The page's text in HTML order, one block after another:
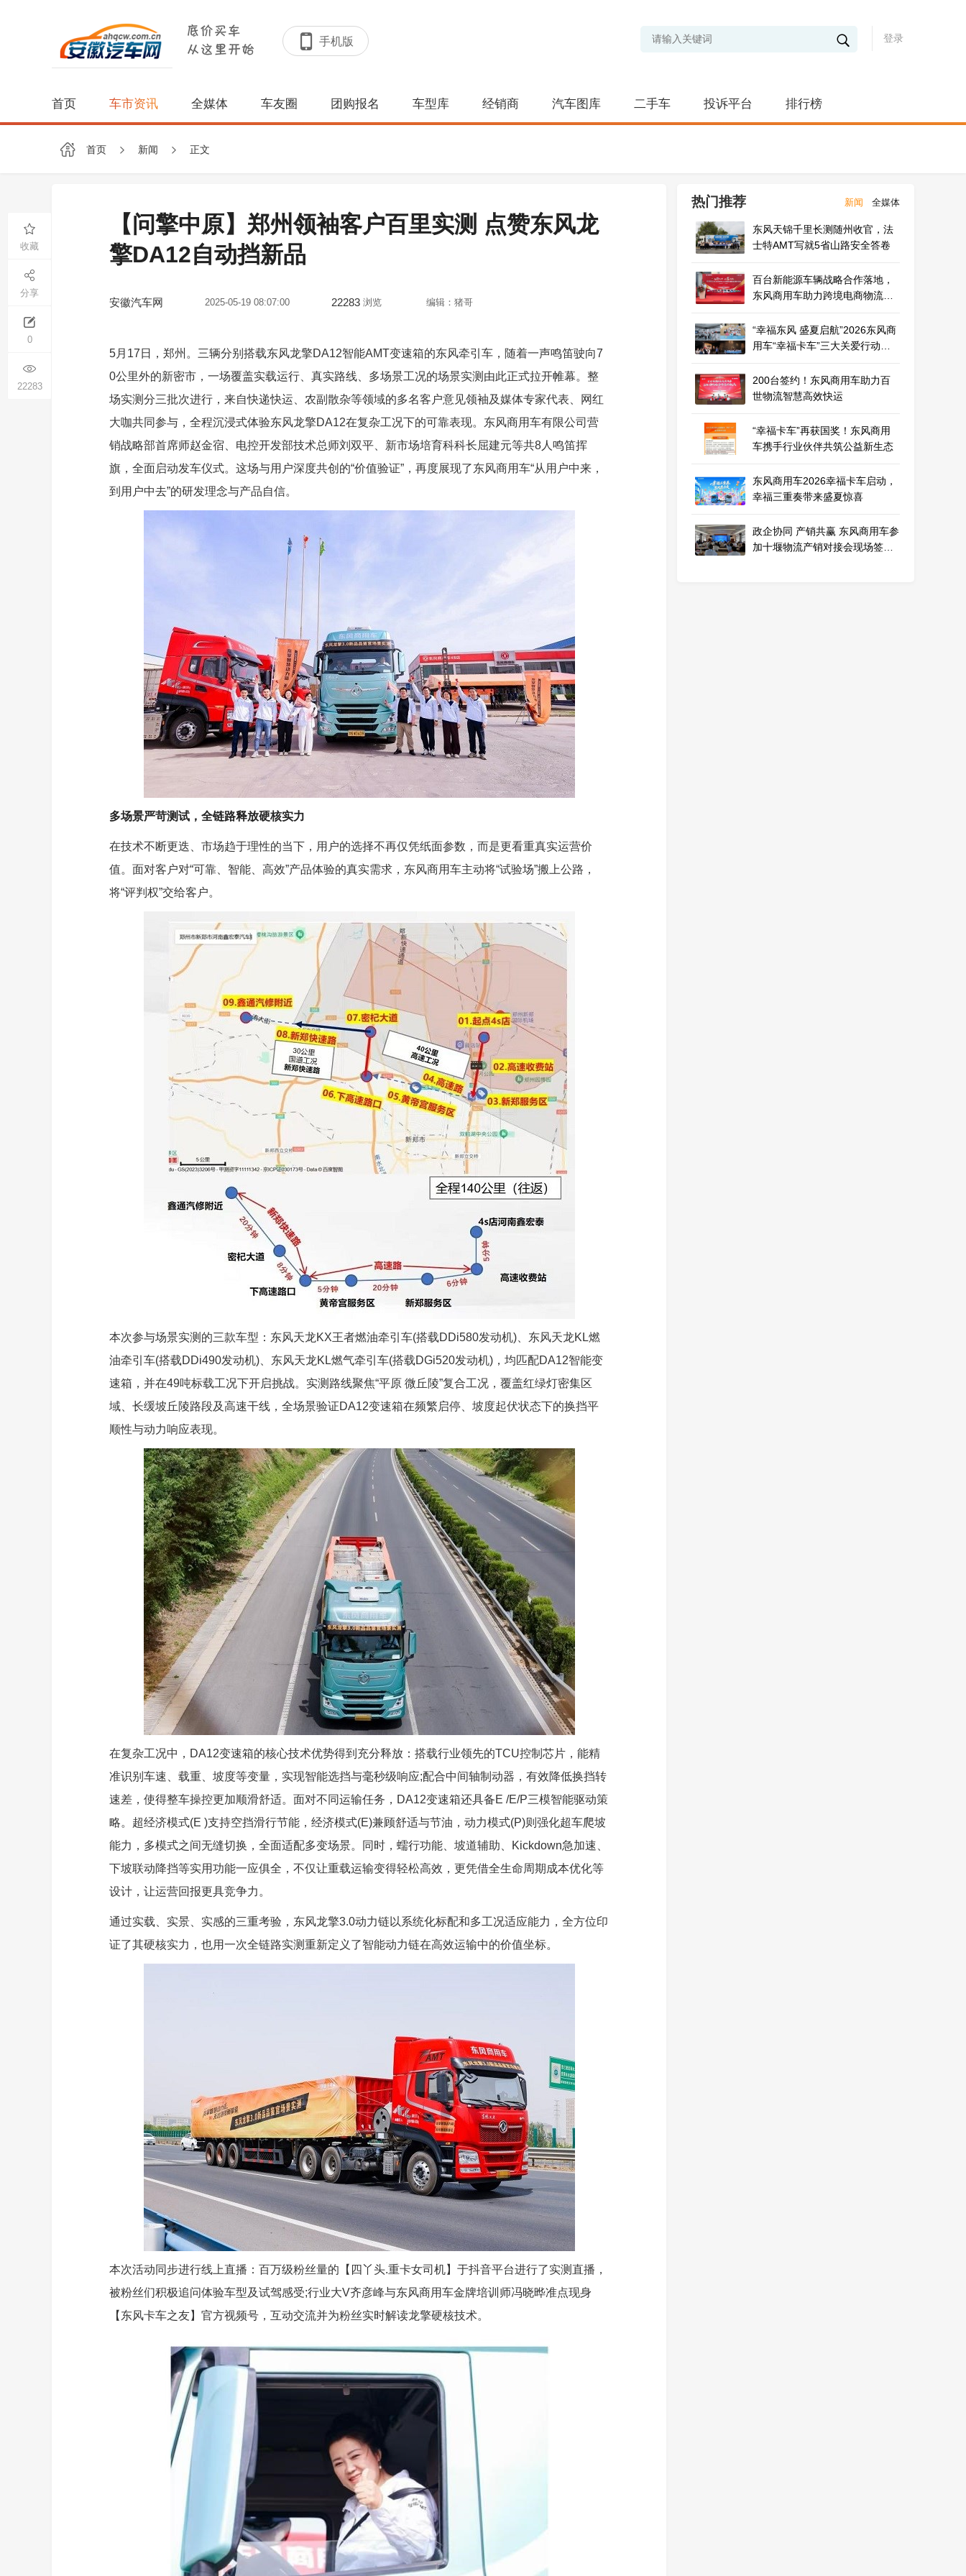
手机版 登录
首页 车市资讯 全媒体 车友圈 团购报名 车型库 经销商 汽车图库 二手车 投诉平台 排行榜
首页 新闻 正文
【问擎中原】郑州领袖客户百里实测 点赞东风龙
擎DA12自动挡新品
安徽汽车网 2025-05-19 08:07:00 22283 浏览 编辑：猪哥
收藏
分享
0
22283
5月17日，郑州。三辆分别搭载东风龙擎DA12智能AMT变速箱的东风牵引车，随着一声鸣笛驶向7
0公里外的新密市，一场覆盖实载运行、真实路线、多场景工况的场景实测由此正式拉开帷幕。整
场实测分三批次进行，来自快递快运、农副散杂等领域的多名客户意见领袖及媒体专家代表、网红
大咖共同参与，全程沉浸式体验东风龙擎DA12在复杂工况下的可靠表现。东风商用车有限公司营
销战略部首席师赵金宿、电控开发部技术总师刘双平、新市场培育科科长屈建元等共8人鸣笛挥
旗，全面启动发车仪式。这场与用户深度共创的“价值验证”，再度展现了东风商用车“从用户中来，
到用户中去”的研发理念与产品自信。
多场景严苛测试，全链路释放硬核实力
在技术不断更迭、市场趋于理性的当下，用户的选择不再仅凭纸面参数，而是更看重真实运营价
值。面对客户对“可靠、智能、高效”产品体验的真实需求，东风商用车主动将“试验场”搬上公路，
将“评判权”交给客户。
本次参与场景实测的三款车型：东风天龙KX王者燃油牵引车(搭载DDi580发动机)、东风天龙KL燃
油牵引车(搭载DDi490发动机)、东风天龙KL燃气牵引车(搭载DGi520发动机)，均匹配DA12智能变
速箱，并在49吨标载工况下开启挑战。实测路线聚焦“平原 微丘陵”复合工况，覆盖红绿灯密集区
域、长缓坡丘陵路段及高速干线，全场景验证DA12变速箱在频繁启停、坡度起伏状态下的换挡平
顺性与动力响应表现。
在复杂工况中，DA12变速箱的核心技术优势得到充分释放：搭载行业领先的TCU控制芯片，能精
准识别车速、载重、坡度等变量，实现智能选挡与毫秒级响应;配合中间轴制动器，有效降低换挡转
速差，使得整车操控更加顺滑舒适。面对不同运输任务，DA12变速箱还具备E /E/P三模智能驱动策
略。超经济模式(E )支持空挡滑行节能，经济模式(E)兼顾舒适与节油，动力模式(P)则强化超车爬坡
能力，多模式之间无缝切换，全面适配多变场景。同时，蠕行功能、坡道辅助、Kickdown急加速、
下坡联动降挡等实用功能一应俱全，不仅让重载运输变得轻松高效，更凭借全生命周期成本优化等
设计，让运营回报更具竞争力。
通过实载、实景、实感的三重考验，东风龙擎3.0动力链以系统化标配和多工况适应能力，全方位印
证了其硬核实力，也用一次全链路实测重新定义了智能动力链在高效运输中的价值坐标。
本次活动同步进行线上直播：百万级粉丝量的【四丫头.重卡女司机】于抖音平台进行了实测直播，
被粉丝们积极追问体验车型及试驾感受;行业大V齐彦峰与东风商用车金牌培训师冯晓晔准点现身
【东风卡车之友】官方视频号，互动交流并为粉丝实时解读龙擎硬核技术。
热门推荐 新闻 全媒体
东风天锦千里长测随州收官，法
士特AMT写就5省山路安全答卷
百台新能源车辆战略合作落地，
东风商用车助力跨境电商物流绿
“幸福东风 盛夏启航”2026东风商
用车“幸福卡车”三大关爱行动即
200台签约！东风商用车助力百
世物流智慧高效快运
“幸福卡车”再获国奖！东风商用
车携手行业伙伴共筑公益新生态
东风商用车2026幸福卡车启动，
幸福三重奏带来盛夏惊喜
政企协同 产销共赢 东风商用车参
加十堰物流产销对接会现场签约